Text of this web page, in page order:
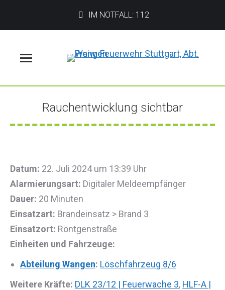
IM NOTFALL: 112
Rauchentwicklung sichtbar
Sie befinden sich hier:
Datum: 22. Juli 2024 um 13:39 Uhr
Alarmierungsart: Digitaler Meldeempfänger
Dauer: 20 Minuten
Einsatzart: Brandeinsatz > Brand 3
Einsatzort: Röntgenstraße
Einheiten und Fahrzeuge:
Abteilung Wangen: Löschfahrzeug 8/6
Weitere Kräfte: DLK 23/12 | Feuerwache 3, HLF-A |